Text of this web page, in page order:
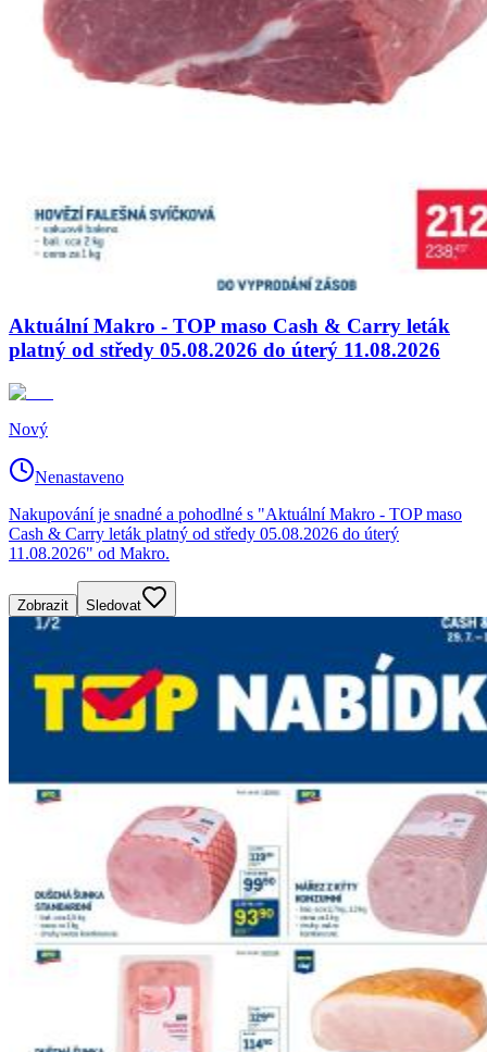
Aktuální Makro - TOP maso Cash & Carry leták
platný od středy 05.08.2026 do úterý 11.08.2026
Nový
Nenastaveno
Nakupování je snadné a pohodlné s "Aktuální Makro - TOP maso
Cash & Carry leták platný od středy 05.08.2026 do úterý
11.08.2026" od Makro.
Zobrazit Sledovat